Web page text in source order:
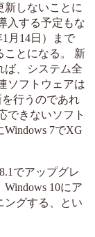
新しないことに
入する予定もな
月14日）まで
ことになる。 新
ば、システム全
ソフトウェアは
行うのであれ
できないソフト
7でXG
でアップグレ
10にア
ングする、とい